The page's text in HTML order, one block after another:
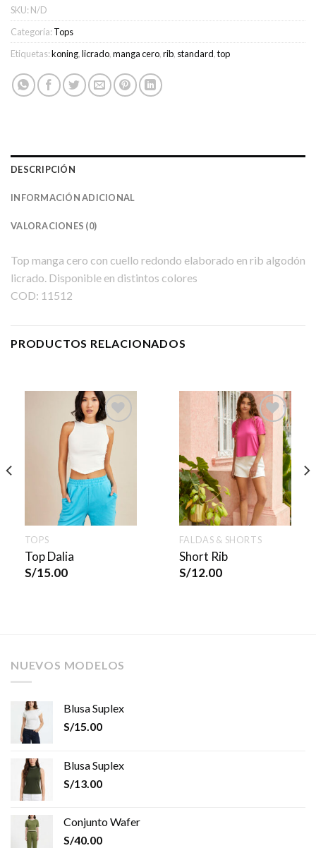
SKU: N/D
Categoría: Tops
Etiquetas:koning,licrado,manga cero,rib, standard,top
DESCRIPCIÓN
INFORMACIÓN ADICIONAL
VALORACIONES (0)
Top manga cero con cuello redondo elaborado en rib algodón
licrado. Disponible en distintos colores
COD: 11512
PRODUCTOS RELACIONADOS
TOPS
Top Dalia
S/15.00
FALDAS & SHORTS
Short Rib
S/12.00
NUEVOS MODELOS
Blusa Suplex
S/15.00
Blusa Suplex
S/13.00
Conjunto Wafer
S/40.00